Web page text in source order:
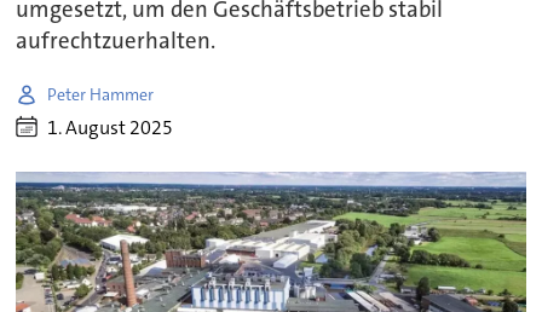
umgesetzt, um den Geschäftsbetrieb stabil
aufrechtzuerhalten.
Peter Hammer
1. August 2025